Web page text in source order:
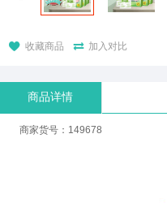
 收藏商品  加入对比
商品详情
商家货号：149678